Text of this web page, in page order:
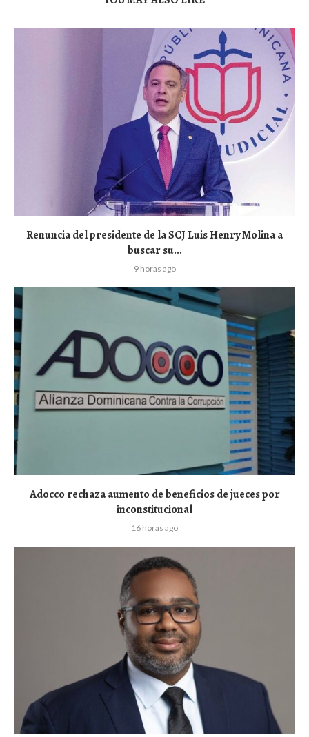
Renuncia del presidente de la SCJ Luis Henry Molina a
buscar su...
9 horas ago
Adocco rechaza aumento de beneficios de jueces por
inconstitucional
16 horas ago